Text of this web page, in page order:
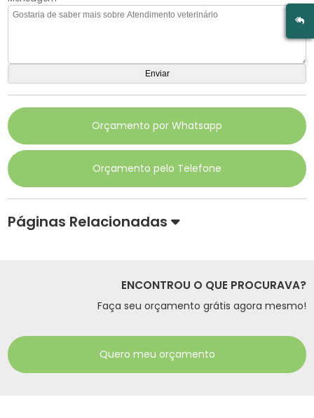
Orçamento por Whatsapp
Orçamento pelo Telefone
Páginas Relacionadas
ENCONTROU O QUE PROCURAVA?
Faça seu orçamento grátis agora mesmo!
Quero meu orçamento